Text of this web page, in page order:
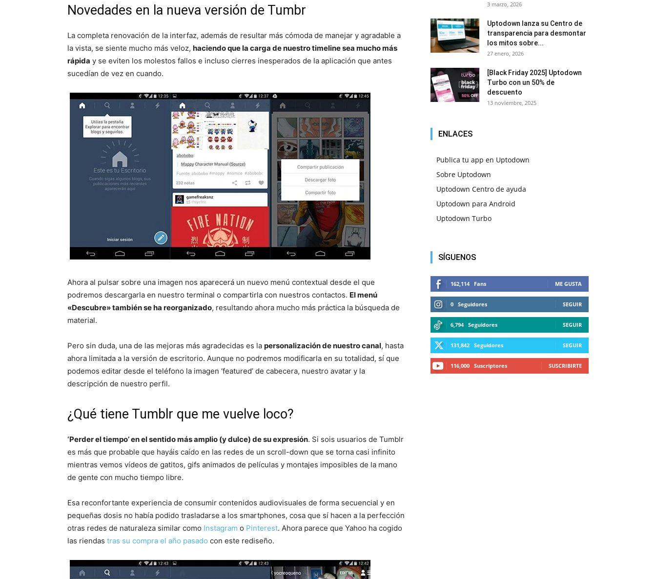
Novedades en la nueva versión de Tumbr
La completa renovación de la interfaz, además de resultar más cómoda de manejar y agradable a
la vista, se siente mucho más veloz, haciendo que la carga de nuestro timeline sea mucho más
rápida y se eviten los molestos fallos e incluso cierres inesperados de la aplicación que antes
sucedían de vez en cuando.
Ahora al pulsar sobre una imagen nos aparecerá un nuevo menú contextual desde el que
podremos descargarla en nuestro terminal o compartirla con nuestros contactos. El menú
«Descubre» también se ha reorganizado, resultando ahora mucho más práctica la búsqueda de
material.
Pero sin duda, una de las mejoras más agradecidas es la personalización de nuestro canal, hasta
ahora limitada a la versión de escritorio. Aunque no podremos modificarla en su totalidad, sí que
podemos editar desde el teléfono la imagen ‘featured’ de cabecera, nuestro avatar y la
descripción de nuestro perfil.
¿Qué tiene Tumblr que me vuelve loco?
‘Perder el tiempo’ en el sentido más amplio (y dulce) de su expresión. Si sois usuarios de Tumblr
es más que probable que hayáis caído en las redes de un scroll-down que se torna casi infinito
mientras vemos vídeos de gatitos, gifs animados de películas y montajes imposibles de la mano
de gente con mucho tiempo libre.
Esa reconfortante experiencia de consumir contenidos audiovisuales de forma secuencial y en
pequeñas dosis no había podido trasladarse a los smartphones, cosa que sí hacen a la perfección
otras redes de naturaleza similar como Instagram o Pinterest. Ahora parece que Yahoo ha cogido
las riendas tras su compra el año pasado con este rediseño.
3 marzo, 2026
Uptodown lanza su Centro de
transparencia para desmontar
los mitos sobre...
27 enero, 2026
[Black Friday 2025] Uptodown
Turbo con un 50% de
descuento
13 noviembre, 2025
ENLACES
Publica tu app en Uptodown
Sobre Uptodown
Uptodown Centro de ayuda
Uptodown para Android
Uptodown Turbo
SÍGUENOS
162,114 Fans ME GUSTA
0 Seguidores SEGUIR
6,794 Seguidores SEGUIR
131,842 Seguidores SEGUIR
116,000 Suscriptores SUSCRIBIRTE